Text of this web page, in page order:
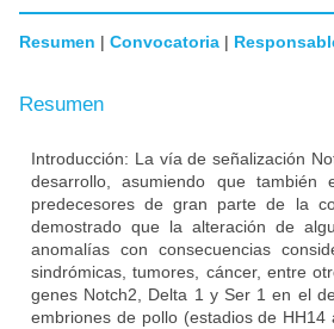
Resumen | Convocatoria |
Resumen
Introducción: La vía de señalización
desarrollo, asumiendo que también
predecesores de gran parte de la
demostrado que la alteración de
anomalías con consecuencias
sindrómicas, tumores, cáncer, entre
genes Notch2, Delta 1 y Ser 1 en el
embriones de pollo (estadios de